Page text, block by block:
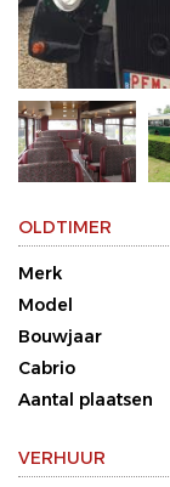
OLDTIMER
Merk
Model
Bouwjaar
Cabrio
Aantal plaatsen
VERHUUR